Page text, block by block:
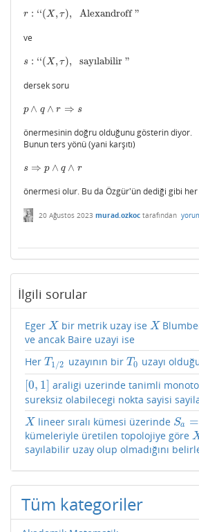
r : ‘‘(X, τ), Alexandroff "
r: ( X,τ),Alexandroff"
ve
s : ‘‘(X, τ), sayılabilir "
s: ‘( X,τ),sayılabilir"
dersek soru
p ∧ q ∧ r ⇒ s
p∧q ∧ r⇒ s
önermesinin doğru olduğunu gösterin diyor.
Bunun ters yönü (yani karşıtı)
s ⇒ p ∧ q ∧ r
s⇒p∧q ∧r
önermesi olur. Bu da Özgür'ün dediği gibi
20 Ağustos 2023 murad.ozkoc tarafından
İlgili sorular
Eger X
X bir metrik uzay ise X
X
ve ancak Baire uzayi ise
Her T 1/2
T1 /2 uzayının bir T0
T0 uzayı
[0, 1]
0,1] araligi uzerinde tanimli
sureksiz olabilecegi nokta sayisi
X
X lineer sıralı kümesi üzerinde Sa =
Sa= {x:
kümeleriyle üretilen topolojiye göre X
sayılabilir uzay olup olmadığını
Tüm kategoriler